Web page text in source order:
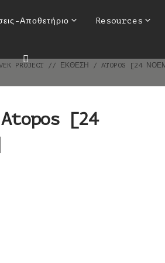
Αποθετήριο Resources
[24
PROJECT // ΈΚΘΕΣΗ / ATOPOS [24
[24